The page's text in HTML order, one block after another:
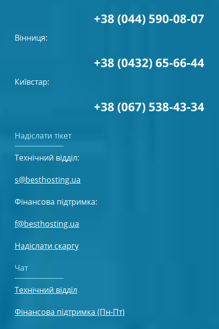
+38 (044) 590-08-07
Вінниця:
+38 (0432) 65-66-44
Київстар:
+38 (067) 538-43-34
Надіслати тікет
Технічний відділ:
s@besthosting.ua
Фінансова підтримка:
f@besthosting.ua
Надіслати скаргу
Чат
Технічний відділ
Фінансова підтримка (Пн-Пт)